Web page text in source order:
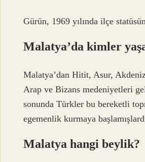
Gürün, 1969 yılında ilçe
Malatya’da kimler
Malatya’dan Hitit, Asur,
Arap ve Bizans medeniyetleri
sonunda Türkler bu bereketli
egemenlik kurmaya
Malatya hangi beylik?